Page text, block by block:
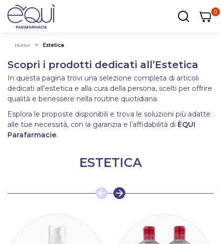
00
Home Estetica
Scopri i prodotti dedicati all’Estetica
In questa pagina trovi una selezione completa di articoli
dedicati all’estetica e alla cura della persona, scelti per offrire
qualità e benessere nella routine quotidiana.
Esplora le proposte disponibili e trova le soluzioni più adatte
alle tue necessità, con la garanzia e l’affidabilità di ÈQUI
Parafarmacie.
ESTETICA